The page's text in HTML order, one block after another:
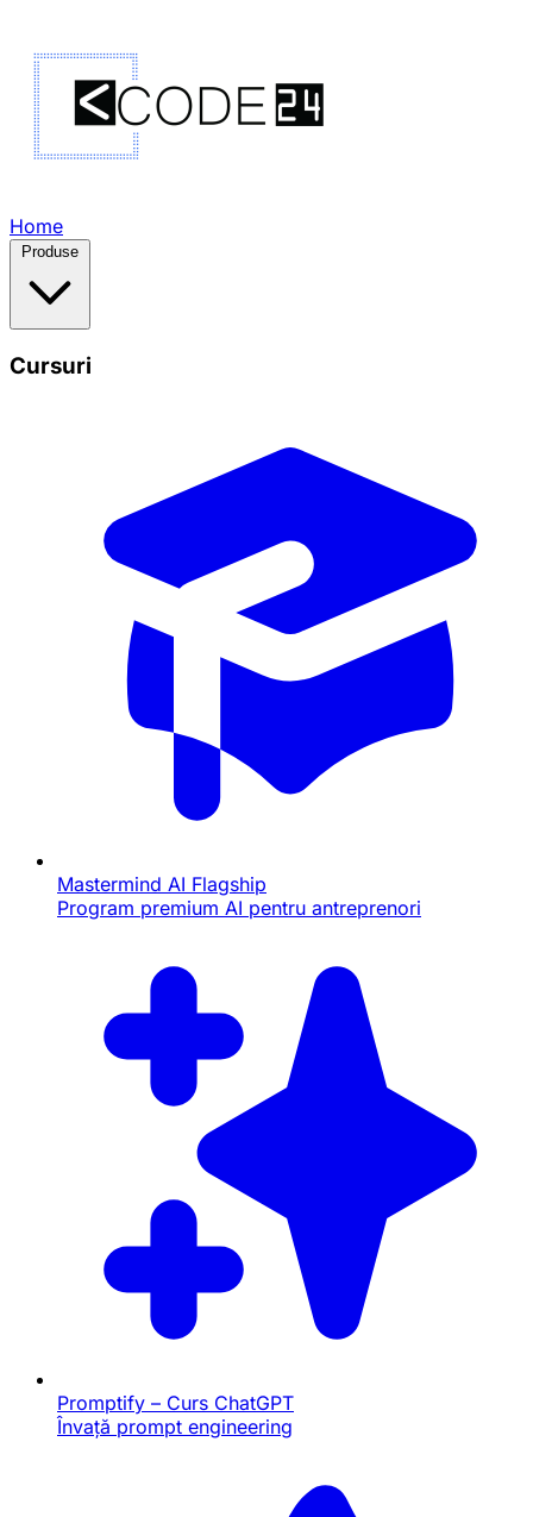
Home
Produse
Cursuri
Mastermind AI Flagship
Program premium AI pentru antreprenori
Promptify – Curs ChatGPT
Învață prompt engineering